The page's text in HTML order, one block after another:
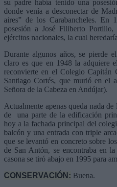
su padre había tenido una
donde venía a desconectar de
aires” de los Carabancheles. En
posesión a José Filiberto
ejércitos nacionales, la cual
Durante algunos años, se pierde
claro es que en 1948 la adquiere
reconvierte en el Colegio Capitán
Santiago Cortés, que murió en el
Señora de la Cabeza en Andújar).
Actualmente apenas queda nada
de una parte de la edificación
hoy a la fachada principal del
balcón y una entrada con triple
que se levantó en concreto sobre
de San Antón, se encontraba en
casona se tiró abajo en 1995 para
CONSERVACIÓN: Buena.